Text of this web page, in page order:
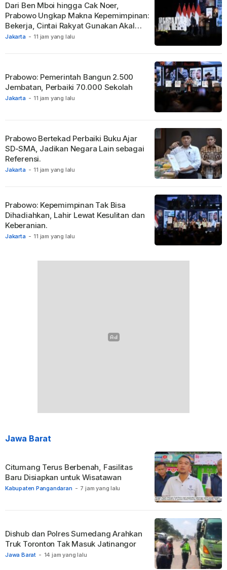
Jakarta - 11 jam yang lalu
Dari Ben Mboi hingga Cak Noer,
Prabowo Ungkap Makna Kepemimpinan:
Bekerja, Cintai Rakyat Gunakan Akal
Sehat.
Jakarta - 11 jam yang lalu
Prabowo: Pemerintah Bangun 2.500
Jembatan, Perbaiki 70.000 Sekolah
Jakarta - 11 jam yang lalu
Prabowo Bertekad Perbaiki Buku Ajar
SD-SMA, Jadikan Negara Lain sebagai
Referensi.
Jakarta - 11 jam yang lalu
Prabowo: Kepemimpinan Tak Bisa
Dihadiahkan, Lahir Lewat Kesulitan dan
Keberanian.
Jawa Barat
Kabupaten Pangandaran - 7 jam yang lalu
Citumang Terus Berbenah, Fasilitas
Baru Disiapkan untuk Wisatawan
Jawa Barat - 14 jam yang lalu
Dishub dan Polres Sumedang Arahkan
Truk Toronton Tak Masuk Jatinangor